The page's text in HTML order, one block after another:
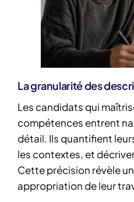
La granularité des
Les candidats qui
compétences entrent
détail. Ils quantifient
les contextes, et
Cette précision révèle
appropriation de leur